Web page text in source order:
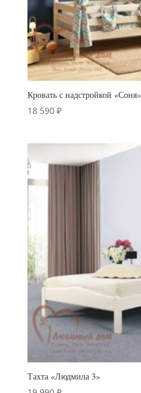
Кровать с надстройкой «Соня»
18 590 ₽
Тахта «Людмила 3»